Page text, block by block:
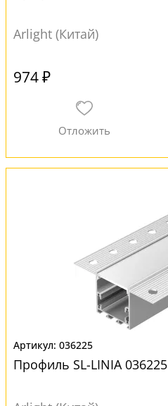
Arlight (Китай)
974 ₽
036225
Профиль SL-LINIA 036225